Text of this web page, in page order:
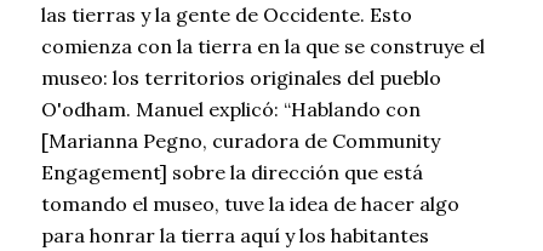
las tierras y la gente de Occidente. Esto
comienza con la tierra en la que se construye el
museo: los territorios originales del pueblo
O'odham. Manuel explicó: “Hablando con
[Marianna Pegno, curadora de Community
Engagement] sobre la dirección que está
tomando el museo, tuve la idea de hacer algo
para honrar la tierra aquí y los habitantes